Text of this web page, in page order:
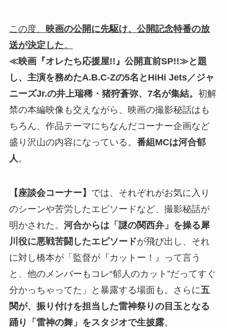
この度、
映画の公開に先駆け、公開記念特番の放
送が決定した。
≪映画『オレたち応援屋!!』公開直前SP!!≫と題
し、主演を務めたA.B.C-Zの5名とHiHi Jets／ジャ
ニーズJr.の井上瑞稀・猪狩蒼弥、7名が集結。 初解
禁の本編映像も交えながら、映画の撮影秘話はも
ちろん、作品テーマにちなんだコーナー企画など
盛り沢山の内容になっている。 番組MCは河合郁
人 。
【座談会コーナー】 では、それぞれがお気に入り
のシーンや苦労したエピソードなど、撮影秘話が
明かされた。 河合からは「謎の関西弁」を操る犀
川役に悪戦苦闘したエピソードが飛び出し、それ
に対し橋本が「監督が『カットー！』って言う
と、他のメンバーもコレ“郁人のカット”だってすぐ
分かっちゃってた」と暴露する場面も。さらに五
関が、振り付けを担当した雷神祭りの目玉となる
踊り「雷神の舞」をスタジオで生披露。